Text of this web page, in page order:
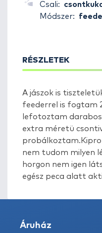
Csali:
Módszer:
RÉSZLETEK
A jászok is
feederrel is fogtam
lefotoztam
extra méretü
nem tudom milyen
horgon nem igen
egész peca alatt
Áruház